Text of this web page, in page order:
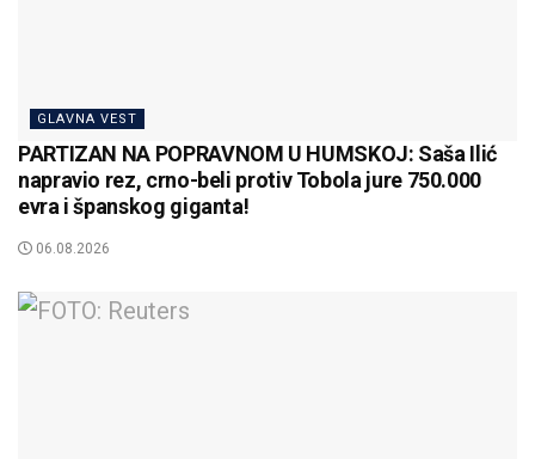
GLAVNA VEST
PARTIZAN NA POPRAVNOM U HUMSKOJ: Saša Ilić
napravio rez, crno-beli protiv Tobola jure 750.000
evra i španskog giganta!
06.08.2026